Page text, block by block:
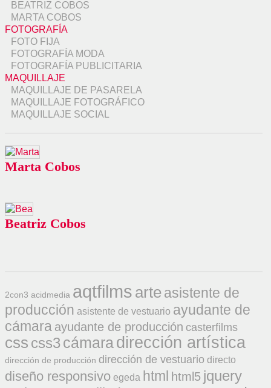
BEATRIZ COBOS
MARTA COBOS
FOTOGRAFÍA
FOTO FIJA
FOTOGRAFÍA MODA
FOTOGRAFÍA PUBLICITARIA
MAQUILLAJE
MAQUILLAJE DE PASARELA
MAQUILLAJE FOTOGRÁFICO
MAQUILLAJE SOCIAL
Marta Cobos
Beatriz Cobos
2con3 acidmedia aqtfilms arte asistente de
producción asistente de vestuario ayudante de
cámara ayudante de producción casterfilms
css css3 cámaradirección artística
dirección de producción dirección de vestuario directo
diseño responsivo egeda html html5 jquery